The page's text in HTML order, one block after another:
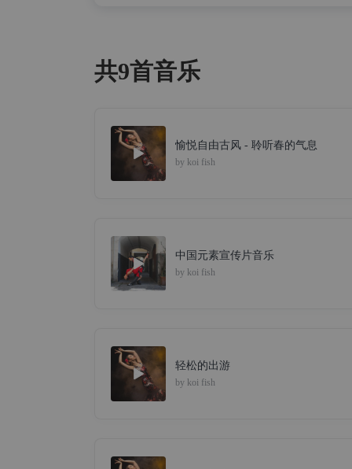
共9首音乐
愉悦自由古风 - 聆听春的气息
by koi fish
中国元素宣传片音乐
by koi fish
轻松的出游
by koi fish